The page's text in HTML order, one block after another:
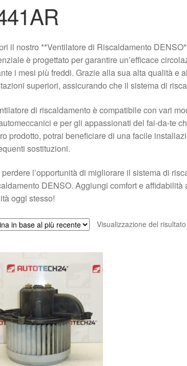
il nostro **Ventilatore di Riscaldamento
è progettato per garantire un’efficace
i mesi più freddi. Grazie alla sua alta qualità e
superiori, assicurando che il sistema di
di riscaldamento è compatibile con vari
e per gli appassionati del fai-da-te
prodotto, potrai beneficiare di una facile
sostituzioni.
l’opportunità di migliorare il sistema di
DENSO. Aggiungi comfort e
oggi stesso!
Visualizzazione del risultato